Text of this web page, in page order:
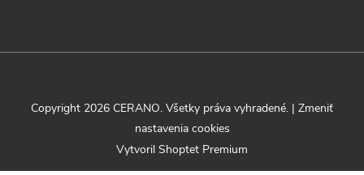
Vytvoril Shoptet Premium
Copyright 2026 CERANO. Všetky práva vyhradené. | Zmeniť
nastavenia cookies